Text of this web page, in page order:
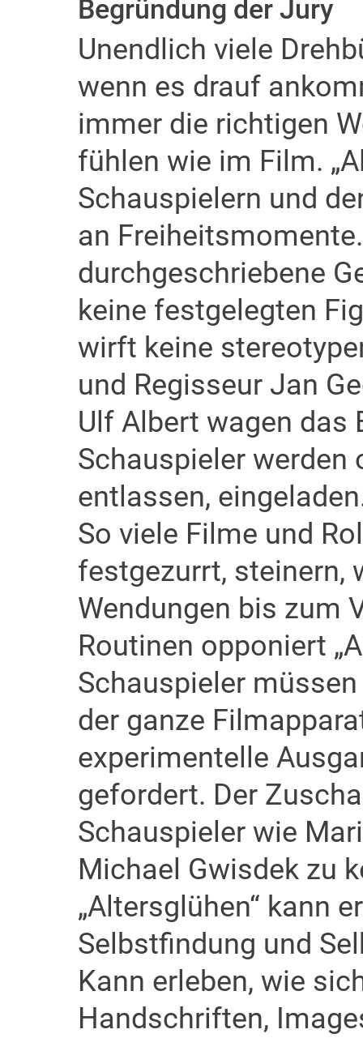
Begründung der Jury
Unendlich viele
wenn es drauf
immer die richtigen
fühlen wie im Film.
Schauspielern und
an
durchgeschriebene
keine festgelegten
wirft keine
und Regisseur Jan
Ulf Albert wagen das
Schauspieler werden
entlassen,
So viele Filme und
festgezurrt, steinern,
Wendungen bis zum
Routinen opponiert
Schauspieler
der ganze
experimentelle
gefordert. Der
Schauspieler wie
Michael Gwisdek zu
„Altersglühen“ kann
Selbstfindung und
Kann erleben, wie
Handschriften,